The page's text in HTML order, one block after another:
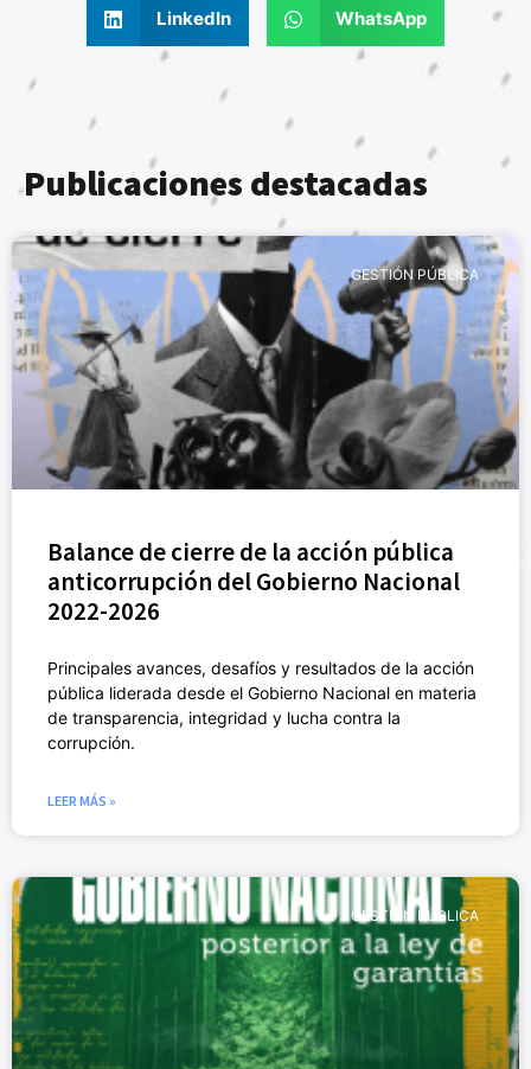
LinkedIn WhatsApp
Publicaciones destacadas
GESTIÓN PÚBLICA
Balance de cierre de la acción pública
anticorrupción del Gobierno Nacional
2022-2026
Principales avances, desafíos y resultados de la acción
pública liderada desde el Gobierno Nacional en materia
de transparencia, integridad y lucha contra la
corrupción.
LEER MÁS »
GESTIÓN PÚBLICA